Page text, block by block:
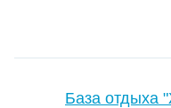
База отдыха